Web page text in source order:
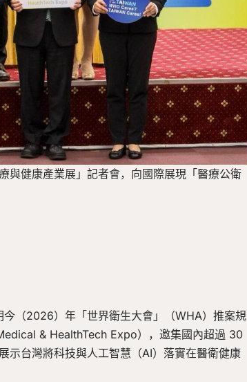
與健康產業展」記者會，向國際展現「醫療公衛
（2026）年「世界衛生大會」（WHA）推案規
& HealthTech Expo），邀集國內超過 30
示台灣將科技與人工智慧（AI）落實在醫衛健康